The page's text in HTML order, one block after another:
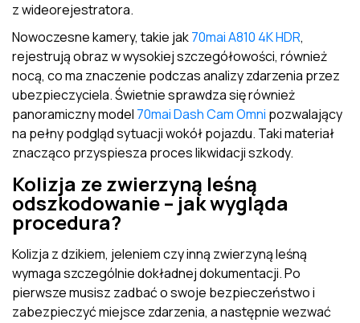
z wideorejestratora.
Nowoczesne kamery, takie jak70mai A810 4K HDR,
rejestrują obraz w wysokiej szczegółowości, również
nocą, co ma znaczenie podczas analizy zdarzenia przez
ubezpieczyciela. Świetnie sprawdza się również
panoramiczny model 70mai Dash Cam Omni pozwalający
na pełny podgląd sytuacji wokół pojazdu. Taki materiał
znacząco przyspiesza proces likwidacji szkody.
Kolizja ze zwierzyną leśną
odszkodowanie – jak wygląda
procedura?
Kolizja z dzikiem, jeleniem czy inną zwierzyną leśną
wymaga szczególnie dokładnej dokumentacji. Po
pierwsze musisz zadbać o swoje bezpieczeństwo i
zabezpieczyć miejsce zdarzenia, a następnie wezwać